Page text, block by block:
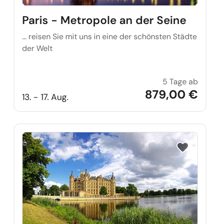
Paris - Metropole an der Seine
… reisen Sie mit uns in eine der schönsten Städte
der Welt
13. - 17. Aug.
Paris
5 Tage ab
879,00 €
Reise auf